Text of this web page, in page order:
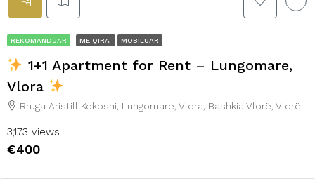
REKOMANDUAR ME QIRA MOBILUAR
1+1 Apartment for Rent – Lungomare,
Vlora
Rruga Aristill Kokoshi, Lungomare, Vlora, Bashkia Vlorë, Vlorë County, 9401, Albania
3,173 views
€400